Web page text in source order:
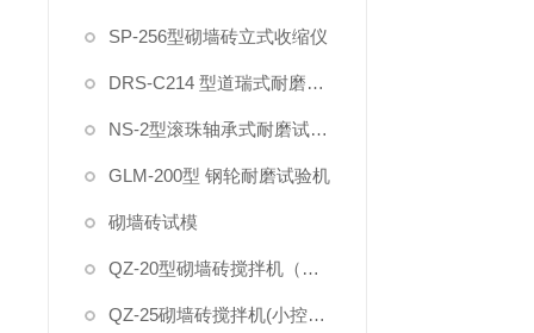
SP-256型砌墙砖立式收缩仪
DRS-C214 型道瑞式耐磨试验机
NS-2型滚珠轴承式耐磨试验机
GLM-200型 钢轮耐磨试验机
砌墙砖试模
QZ-20型砌墙砖搅拌机（大控制器）
QZ-25砌墙砖搅拌机(小控制器)